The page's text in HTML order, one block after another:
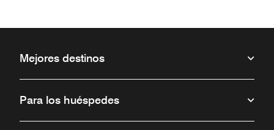
Mejores destinos
Para los huéspedes